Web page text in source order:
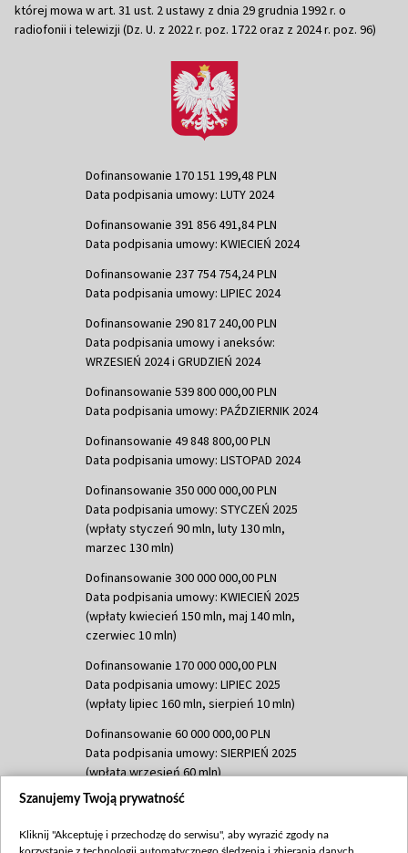
której mowa w art. 31 ust. 2 ustawy z dnia 29 grudnia 1992 r. o
radiofonii i telewizji (Dz. U. z 2022 r. poz. 1722 oraz z 2024 r. poz. 96)
Dofinansowanie 170 151 199,48 PLN
Data podpisania umowy: LUTY 2024
Dofinansowanie 391 856 491,84 PLN
Data podpisania umowy: KWIECIEŃ 2024
Dofinansowanie 237 754 754,24 PLN
Data podpisania umowy: LIPIEC 2024
Dofinansowanie 290 817 240,00 PLN
Data podpisania umowy i aneksów:
WRZESIEŃ 2024 i GRUDZIEŃ 2024
Dofinansowanie 539 800 000,00 PLN
Data podpisania umowy: PAŹDZIERNIK 2024
Dofinansowanie 49 848 800,00 PLN
Data podpisania umowy: LISTOPAD 2024
Dofinansowanie 350 000 000,00 PLN
Data podpisania umowy: STYCZEŃ 2025
(wpłaty styczeń 90 mln, luty 130 mln,
marzec 130 mln)
Dofinansowanie 300 000 000,00 PLN
Data podpisania umowy: KWIECIEŃ 2025
(wpłaty kwiecień 150 mln, maj 140 mln,
czerwiec 10 mln)
Dofinansowanie 170 000 000,00 PLN
Data podpisania umowy: LIPIEC 2025
(wpłaty lipiec 160 mln, sierpień 10 mln)
Dofinansowanie 60 000 000,00 PLN
Data podpisania umowy: SIERPIEŃ 2025
(wpłata wrzesień 60 mln)
Dofinansowanie 635 783 051,21 PLN
(wpłata wrzesień 100 mln, październik 350
Szanujemy Twoją prywatność
Kliknij "Akceptuję i przechodzę do serwisu", aby wyrazić zgody na